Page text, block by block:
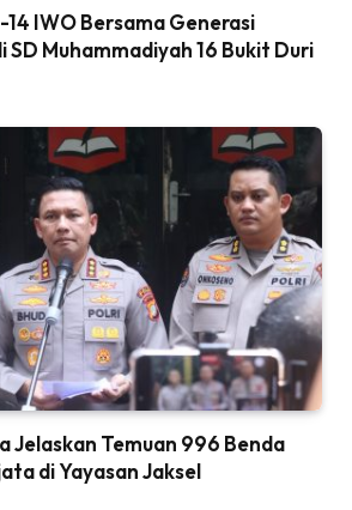
14 IWO Bersama Generasi
SD Muhammadiyah 16 Bukit Duri
Jelaskan Temuan 996 Benda
di Yayasan Jaksel